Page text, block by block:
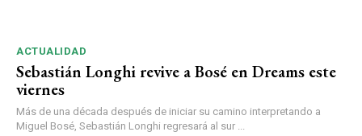
ACTUALIDAD
Sebastián Longhi revive a Bosé en Dreams este
viernes
Más de una década después de iniciar su camino interpretando a
Miguel Bosé, Sebastián Longhi regresará al sur ...